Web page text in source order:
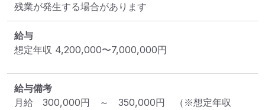
残業が発生する場合があります
給与
想定年収 4,200,000〜7,000,000円
給与備考
月給　300,000円　～　350,000円　（※想定年収